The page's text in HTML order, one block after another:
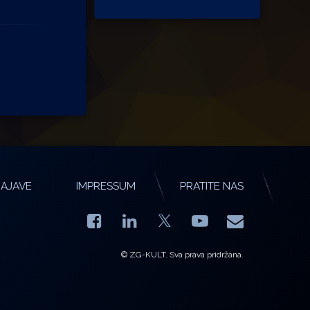
IMPRESSUM PRATITE NAS
Facebook
LinkedIn YouTube
E-mail
© ZG-KULT. Sva prava pridržana.